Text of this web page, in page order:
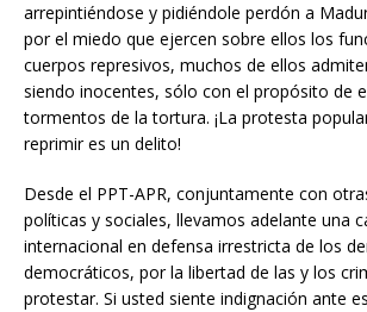
arrepintiéndose y pidiéndole perdón a
por el miedo que ejercen sobre ellos los
cuerpos represivos, muchos de ellos
siendo inocentes, sólo con el propósito de
tormentos de la tortura. ¡La protesta
reprimir es un delito!
Desde el PPT-APR, conjuntamente con
políticas y sociales, llevamos adelante una
internacional en defensa irrestricta de los
democráticos, por la libertad de las y los
protestar. Si usted siente indignación ante